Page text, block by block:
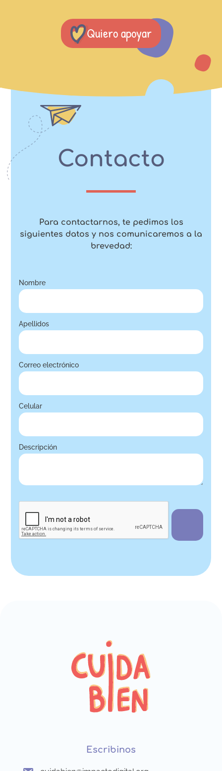
Quiero apoyar
Contacto
Para contactarnos, te pedimos los
siguientes datos y nos comunicaremos a la
brevedad:
Nombre
Apellidos
Correo electrónico
Celular
Descripción
Escribinos